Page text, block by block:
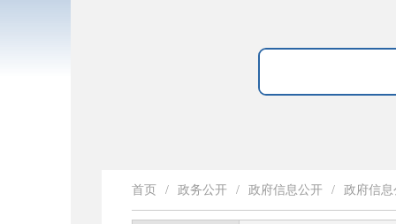
首页 / 政务公开 / 政府信息公开 / 政府信